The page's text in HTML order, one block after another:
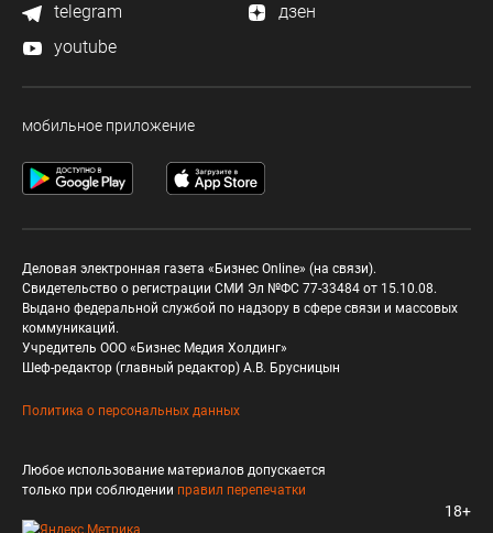
telegram
дзен
youtube
мобильное приложение
Деловая электронная газета «Бизнес Online» (на связи).
Свидетельство о регистрации СМИ Эл №ФС 77-33484 от 15.10.08.
Выдано федеральной службой по надзору в сфере связи и массовых
коммуникаций.
Учредитель ООО «Бизнес Медия Холдинг»
Шеф-редактор (главный редактор) А.В. Брусницын
Политика о персональных данных
Любое использование материалов допускается
только при соблюдении правил перепечатки
18+